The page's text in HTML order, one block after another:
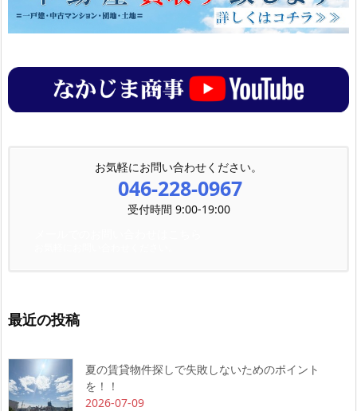
お気軽にお問い合わせください。
046-228-0967
受付時間 9:00-19:00
最近の投稿
夏の賃貸物件探しで失敗しないためのポイント
を！！
2026-07-09